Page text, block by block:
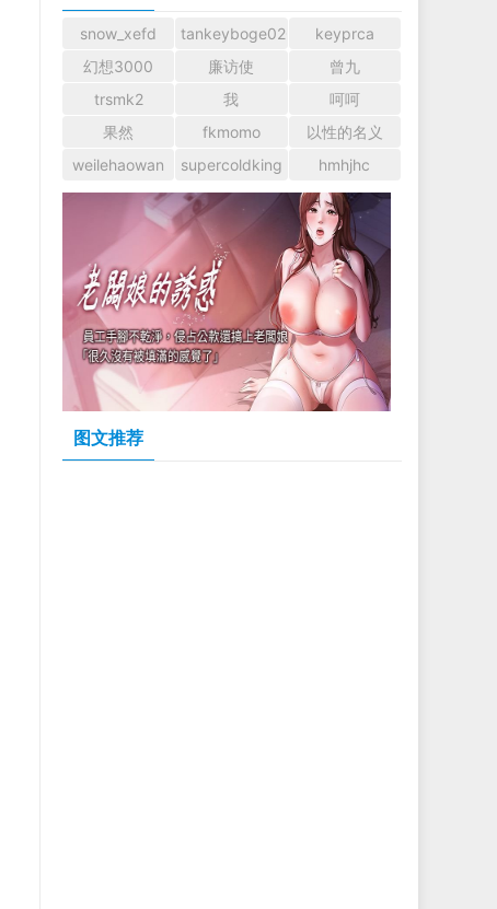
snow_xefd tankeyboge0204
keyprca
幻想3000
廉访使
曾九
trsmk2
我
呵呵
果然
fkmomo
以性的名义
weilehaowan
supercoldking hmhjhc
图文推荐